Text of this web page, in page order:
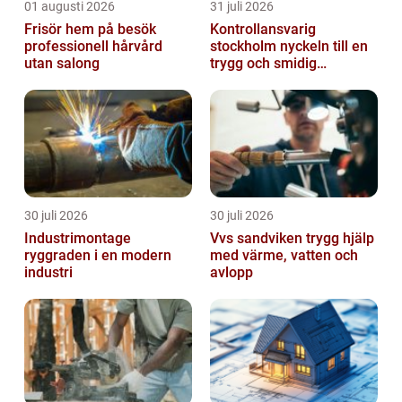
01 augusti 2026
Frisör hem på besök
professionell hårvård
utan salong
31 juli 2026
Kontrollansvarig
stockholm nyckeln till en
trygg och smidig
30 juli 2026
Industrimontage
ryggraden i en modern
industri
30 juli 2026
Vvs sandviken trygg hjälp
med värme, vatten och
avlopp